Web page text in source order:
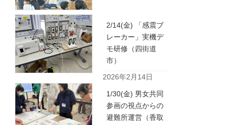
2/14(金) 「感震ブ
レーカー」実機デ
モ研修（四街道
市）
2026年2月14日
1/30(金) 男女共同
参画の視点からの
避難所運営（香取